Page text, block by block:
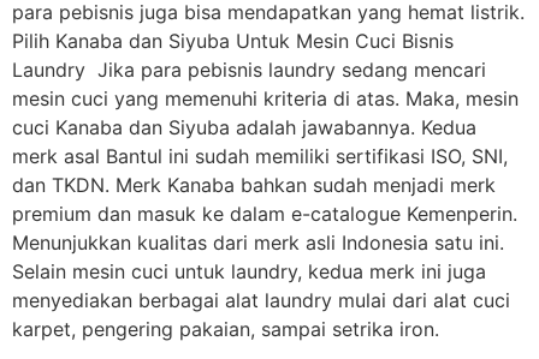
para pebisnis juga bisa mendapatkan yang hemat listrik.
Pilih Kanaba dan Siyuba Untuk Mesin Cuci Bisnis
Laundry Jika para pebisnis laundry sedang mencari
mesin cuci yang memenuhi kriteria di atas. Maka, mesin
cuci Kanaba dan Siyuba adalah jawabannya. Kedua
merk asal Bantul ini sudah memiliki sertifikasi ISO, SNI,
dan TKDN. Merk Kanaba bahkan sudah menjadi merk
premium dan masuk ke dalam e-catalogue Kemenperin.
Menunjukkan kualitas dari merk asli Indonesia satu ini.
Selain mesin cuci untuk laundry, kedua merk ini juga
menyediakan berbagai alat laundry mulai dari alat cuci
karpet, pengering pakaian, sampai setrika iron.